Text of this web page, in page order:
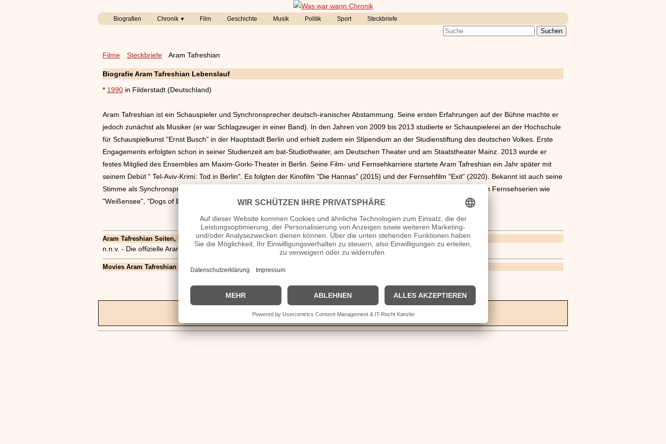
Biografien Chronik Film Geschichte Musik Politik Sport Steckbriefe
Filme Steckbriefe Aram Tafreshian
Biografie Aram Tafreshian Lebenslauf
* 1990 in Filderstadt (Deutschland)
Aram Tafreshian ist ein Schauspieler und Synchronsprecher deutsch-iranischer Abstammung. Seine ersten Erfahrungen auf der Bühne machte er
jedoch zunächst als Musiker (er war Schlagzeuger in einer Band). In den Jahren von 2009 bis 2013 studierte er Schauspielerei an der Hochschule
für Schauspielkunst "Ernst Busch" in der Hauptstadt Berlin und erhielt zudem ein Stipendium an der Studienstiftung des deutschen Volkes. Erste
Engagements erfolgten schon in seiner Studienzeit am bat-Studiotheater, am Deutschen Theater und am Staatstheater Mainz. 2013 wurde er
festes Mitglied des Ensembles am Maxim-Gorki-Theater in Berlin. Seine Film- und Fernsehkarriere startete Aram Tafreshian ein Jahr später mit
seinem Debüt " Tel-Aviv-Krimi: Tod in Berlin". Es folgten der Kinofilm "Die Hannas" (2015) und der Fernsehfilm "Exit" (2020). Bekannt ist auch seine
Stimme als Synchronsprecher für Morten Hee Andersen in "Die Wege des Herrn". Aram Tafreshian tauchte auch in diversen Fernsehserien wie
"Weißensee", "Dogs of Berlin" und "SOKO Hamburg" immer wieder mal auf. Der Schauspieler wohnt in Berlin.
Aram Tafreshian Seiten, Kurzbio, Familie, verheiratet, Herkunft etc.
n.n.v. - Die offizielle Aram Tafreshian Homepage / Facebook / X / Instagram Seite
Movies Aram Tafreshian Filme
| © 2013–2023 was-war-wann.de. Alle Rechte vorbehalten. |
| Kurzbio | Vita | Herkunft |